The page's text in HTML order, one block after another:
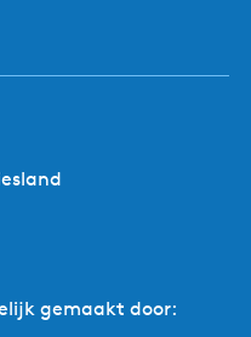
gemaakt door: